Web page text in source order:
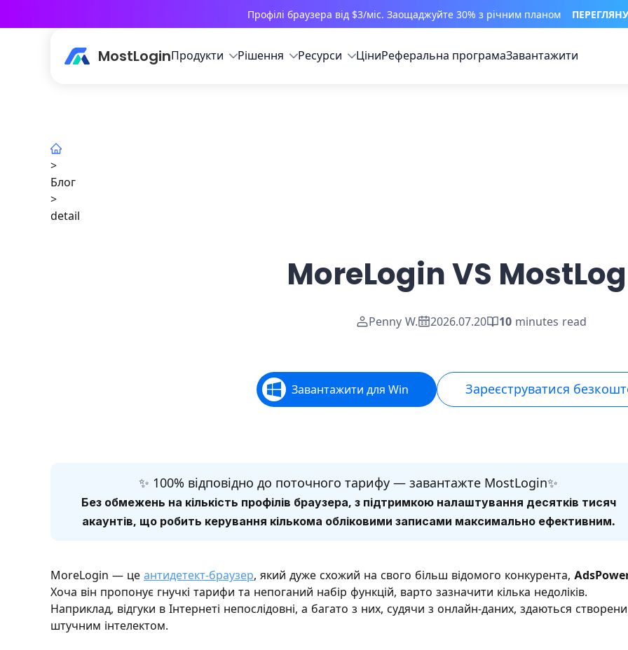
Профілі браузера від $3/міс. Заощаджуйте 30% з річним планом
MostLoginПродукти Рішення Ресурси ЦіниРеферальна програмаЗавантажити
>
Блог
>
detail
MoreLogin VS
Penny W. 2026.07.20 10 minutes read
Завантажити для Win Зареєструватися
✨ 100% відповідно до поточного тарифу — завантажте MostLogin✨
Без обмежень на кількість профілів браузера, з підтримкою налаштування десятків тисяч
акаунтів, що робить керування кількома обліковими записами максимально ефективним.
MoreLogin — це антидетект-браузер, який дуже схожий на свого більш відомого конкурента,
Хоча він пропонує гнучкі тарифи та непоганий набір функцій, варто зазначити кілька недоліків.
Наприклад, відгуки в Інтернеті непослідовні, а багато з них, судячи з онлайн-даних, здаються
штучним інтелектом.